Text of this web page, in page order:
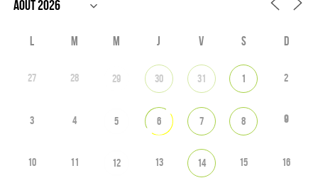
L M M J V S D
27 28 29 30 31 1 2
3 4 5 6 7 8 9
10 11 12 13 14 15 16